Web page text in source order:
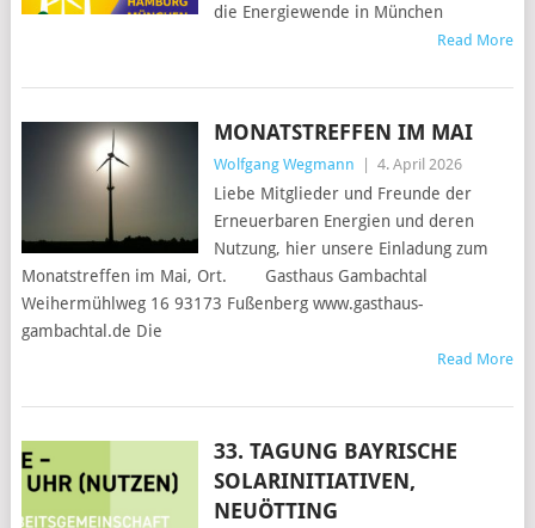
die Energiewende in München
Read More
MONATSTREFFEN IM MAI
Wolfgang Wegmann 4. April 2026
Liebe Mitglieder und Freunde der
Erneuerbaren Energien und deren
Nutzung, hier unsere Einladung zum
Monatstreffen im Mai, Ort. Gasthaus Gambachtal
Weihermühlweg 16 93173 Fußenberg www.gasthaus-
gambachtal.de Die
Read More
33. TAGUNG BAYRISCHE
SOLARINITIATIVEN,
NEUÖTTING